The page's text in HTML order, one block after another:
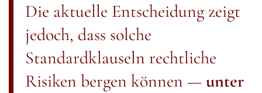
Die aktuelle Entscheidung zeigt
jedoch, dass solche
Standardklauseln rechtliche
Risiken bergen können — unter